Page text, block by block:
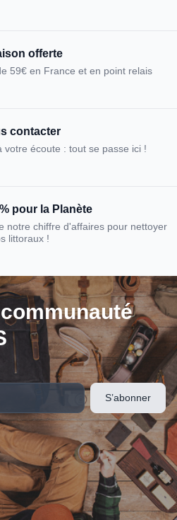
offerte
59€ en France et en point relais
contacter
votre écoute : tout se passe ici !
pour la Planète
notre chiffre d'affaires pour nettoyer
littoraux !